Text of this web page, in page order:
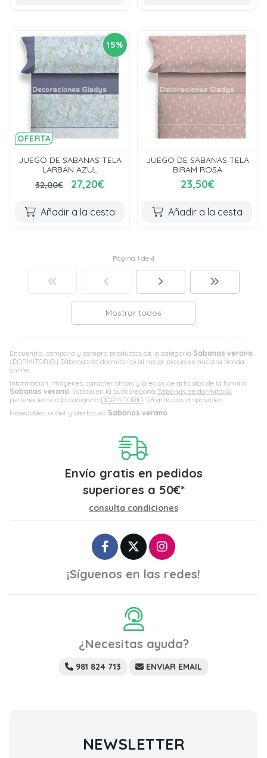
Encuentra, compara y compra productos de la categoría Sabanas verano
(DORMITORIO | Sábanas de dormitorio) al mejor precio en nuestra tienda
online.
Información, imágenes, características y precios de artículos de la familia
Sabanas verano, listada en la subcategoría Sábanas de dormitorio,
perteneciente a la categoría DORMITORIO. 58 artículos disponibles.
Novedades, outlet y ofertas en Sabanas verano.
15%
OFERTA
JUEGO DE SABANAS TELA
LARBAN AZUL
32,00€
27,20€
Añadir a la cesta
JUEGO DE SABANAS TELA
BIRAM ROSA
23,50€
Añadir a la cesta
Página 1 de 4
Mostrar todos
Envío gratis en pedidos
superiores a 50€*
consulta condiciones
¡Síguenos en las redes!
¿Necesitas ayuda?
981 824 713 ENVIAR EMAIL
NEWSLETTER